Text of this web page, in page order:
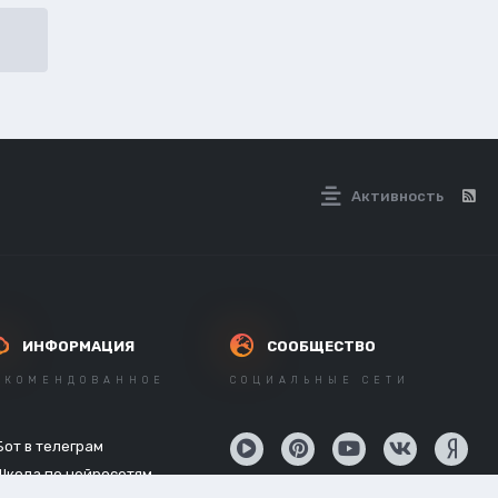
Активность
ИНФОРМАЦИЯ
в телеграм
по нейросетям
СООБЩЕСТВО
СОЦИАЛЬНЫЕ СЕТИ